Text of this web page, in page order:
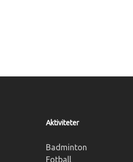
Aktiviteter
Badminton
Fotball